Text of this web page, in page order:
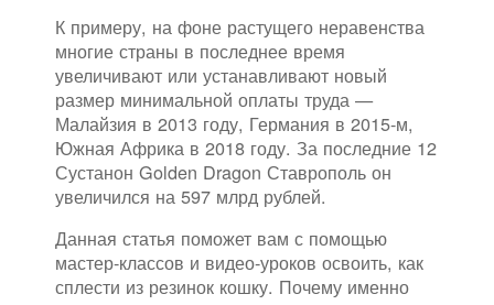
К примеру, на фоне растущего неравенства
многие страны в последнее время
увеличивают или устанавливают новый
размер минимальной оплаты труда —
Малайзия в 2013 году, Германия в 2015-м,
Южная Африка в 2018 году. За последние 12
Сустанон Golden Dragon Ставрополь он
увеличился на 597 млрд рублей.
Данная статья поможет вам с помощью
мастер-классов и видео-уроков освоить, как
сплести из резинок кошку. Почему именно